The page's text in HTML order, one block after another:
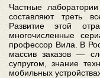
Частные
составляют треть
Развитие этой
многочисленные
профессор Вила. В
массив заказов —
супругом, знание
мобильных